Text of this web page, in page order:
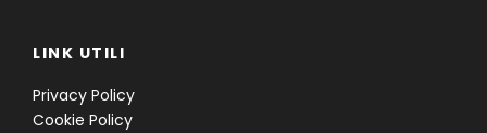
LINK UTILI
Privacy Policy
Cookie Policy